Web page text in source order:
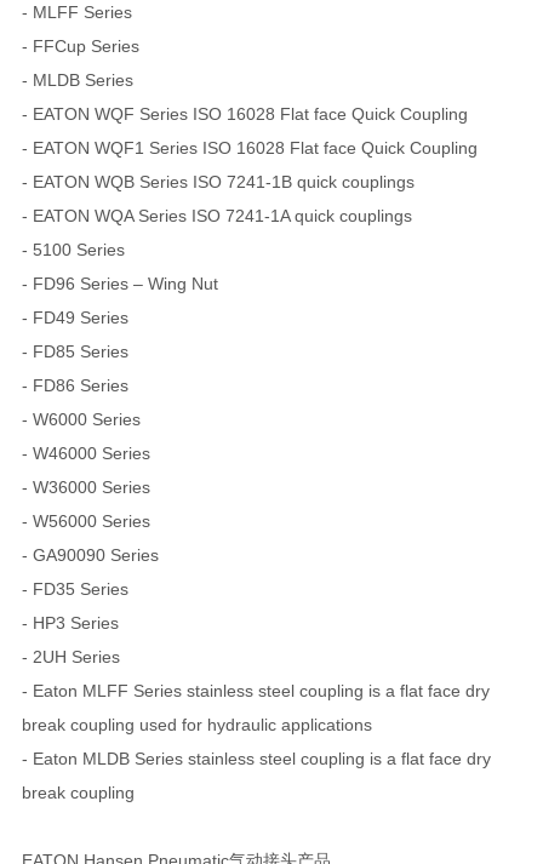
- MLFF Series
- FFCup Series
- MLDB Series
- EATON WQF Series ISO 16028 Flat face Quick Coupling
- EATON WQF1 Series ISO 16028 Flat face Quick Coupling
- EATON WQB Series ISO 7241-1B quick couplings
- EATON WQA Series ISO 7241-1A quick couplings
- 5100 Series
- FD96 Series – Wing Nut
- FD49 Series
- FD85 Series
- FD86 Series
- W6000 Series
- W46000 Series
- W36000 Series
- W56000 Series
- GA90090 Series
- FD35 Series
- HP3 Series
- 2UH Series
- Eaton MLFF Series stainless steel coupling is a flat face dry
break coupling used for hydraulic applications
- Eaton MLDB Series stainless steel coupling is a flat face dry
break coupling
EATON Hansen Pneumatic气动接头产品